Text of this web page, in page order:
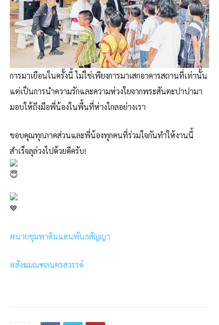
การมาเยือนในครั้งนี้ ไม่ใช่เพียงการมาเสกอาคารสถานที่เท่านั้น
แต่เป็นการนำความรักและความห่วงใยจากพระสันตะปาปามา
มอบให้ถึงมือพี่น้องในพื้นที่ห่างไกลอย่างเรา
ขอบคุณทุกภาคส่วนและพี่น้องทุกคนที่ร่วมใจกันทำให้งานนี้
สำเร็จลุล่วงไปด้วยดีครับ!
#นายชุมพาดินแดนพันธสัญญา
#สังฆมณฑลนครสวรรค์